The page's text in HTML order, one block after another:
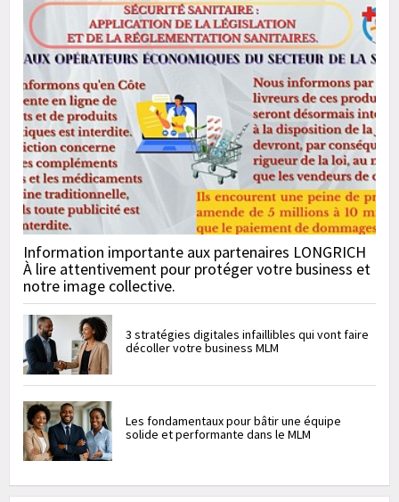
Information importante aux partenaires LONGRICH
À lire attentivement pour protéger votre business et
notre image collective.
3 stratégies digitales infaillibles qui vont faire
décoller votre business MLM
Les fondamentaux pour bâtir une équipe
solide et performante dans le MLM